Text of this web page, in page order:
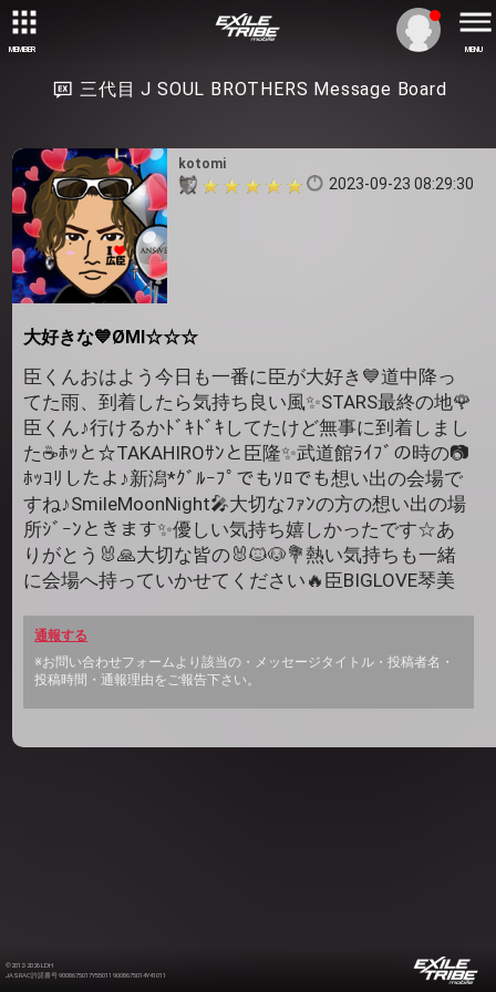
MEMBER MENU
三代目 J SOUL BROTHERS Message Board
kotomi
2023-09-23 08:29:30
大好きな💙ØMI☆☆☆
臣くんおはよう今日も一番に臣が大好き💙道中降っ
てた雨、到着したら気持ち良い風✨STARS最終の地🌹
臣くん♪行けるかﾄﾞｷﾄﾞｷしてたけど無事に到着しまし
た☕️ﾎｯと☆TAKAHIROｻﾝと臣隆✨武道館ﾗｲﾌﾞの時の📷️
ﾎｯｺﾘしたよ♪新潟*ｸﾞﾙｰﾌﾟでもｿﾛでも想い出の会場で
すね♪SmileMoonNight🎤大切なﾌｧﾝの方の想い出の場
所ｼﾞｰﾝときます✨優しい気持ち嬉しかったです☆あ
りがとう🐰🙏大切な皆の🐰🐱🐶💐熱い気持ちも一緒
に会場へ持っていかせてください🔥臣BIGLOVE琴美
通報する
※お問い合わせフォームより該当の・メッセージタイトル・投稿者名・
投稿時間・通報理由をご報告下さい。
©2012-2026 LDH
JASRAC許諾番号 9008675017Y55011 9008675014Y41011